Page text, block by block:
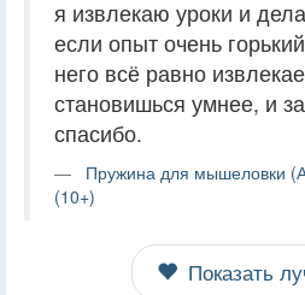
я извлекаю уроки и
если опыт очень
него всё равно
становишься умнее, и
спасибо.
Пружина для мышеловки
(10+)
Показать